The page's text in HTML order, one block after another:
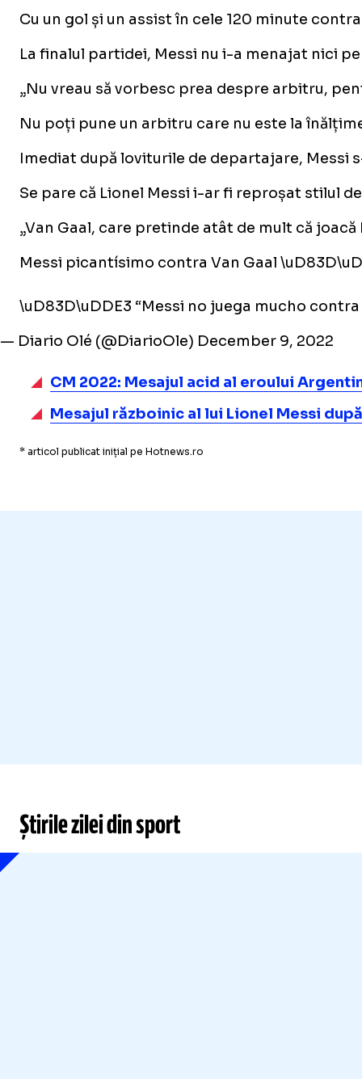
Cu un gol și un assist în cele 120 minute
La finalul partidei, Messi nu i-a menajat nici
„Nu vreau să vorbesc prea despre arbitru,
Nu poți pune un arbitru care nu este la
Imediat după loviturile de departajare, Messi
Se pare că Lionel Messi i-ar fi reproșat stilul
„Van Gaal, care pretinde atât de mult că
Messi picantísimo contra Van Gaal
\uD83D\uDDE3️ “Messi no juega mucho
— Diario Olé (@DiarioOle) December 9, 2022
CM 2022: Mesajul acid al eroului
Mesajul războinic al lui Lionel Messi
* articol publicat inițial pe Hotnews.ro
Știrile zilei din sport